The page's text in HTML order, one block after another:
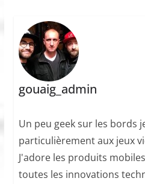
gouaig_admin
Un peu geek sur les bords
particulièrement aux jeux
J'adore les produits
toutes les innovations